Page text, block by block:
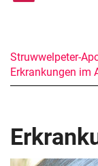
Struwwelpeter-
Erkrankungen im